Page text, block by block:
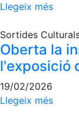
Àrea social
Activitats
Socials
Sortides
Llegeix més
Sortides
Oberta la
l'exposició
19/02/2026
Llegeix més